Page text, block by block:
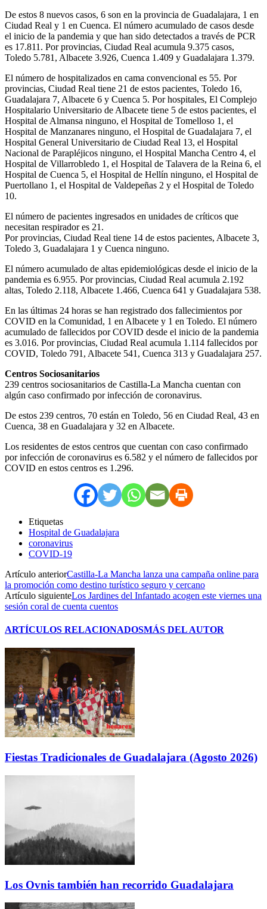
De estos 8 nuevos casos, 6 son en la provincia de Guadalajara, 1 en
Ciudad Real y 1 en Cuenca. El número acumulado de casos desde
el inicio de la pandemia y que han sido detectados a través de PCR
es 17.811. Por provincias, Ciudad Real acumula 9.375 casos,
Toledo 5.781, Albacete 3.926, Cuenca 1.409 y Guadalajara 1.379.
El número de hospitalizados en cama convencional es 55. Por
provincias, Ciudad Real tiene 21 de estos pacientes, Toledo 16,
Guadalajara 7, Albacete 6 y Cuenca 5. Por hospitales, El Complejo
Hospitalario Universitario de Albacete tiene 5 de estos pacientes, el
Hospital de Almansa ninguno, el Hospital de Tomelloso 1, el
Hospital de Manzanares ninguno, el Hospital de Guadalajara 7, el
Hospital General Universitario de Ciudad Real 13, el Hospital
Nacional de Parapléjicos ninguno, el Hospital Mancha Centro 4, el
Hospital de Villarrobledo 1, el Hospital de Talavera de la Reina 6, el
Hospital de Cuenca 5, el Hospital de Hellín ninguno, el Hospital de
Puertollano 1, el Hospital de Valdepeñas 2 y el Hospital de Toledo
10.
El número de pacientes ingresados en unidades de críticos que
necesitan respirador es 21.
Por provincias, Ciudad Real tiene 14 de estos pacientes, Albacete 3,
Toledo 3, Guadalajara 1 y Cuenca ninguno.
El número acumulado de altas epidemiológicas desde el inicio de la
pandemia es 6.955. Por provincias, Ciudad Real acumula 2.192
altas, Toledo 2.118, Albacete 1.466, Cuenca 641 y Guadalajara 538.
En las últimas 24 horas se han registrado dos fallecimientos por
COVID en la Comunidad, 1 en Albacete y 1 en Toledo. El número
acumulado de fallecidos por COVID desde el inicio de la pandemia
es 3.016. Por provincias, Ciudad Real acumula 1.114 fallecidos por
COVID, Toledo 791, Albacete 541, Cuenca 313 y Guadalajara 257.
Centros Sociosanitarios
239 centros sociosanitarios de Castilla-La Mancha cuentan con
algún caso confirmado por infección de coronavirus.
De estos 239 centros, 70 están en Toledo, 56 en Ciudad Real, 43 en
Cuenca, 38 en Guadalajara y 32 en Albacete.
Los residentes de estos centros que cuentan con caso confirmado
por infección de coronavirus es 6.582 y el número de fallecidos por
COVID en estos centros es 1.296.
Etiquetas
Hospital de Guadalajara
coronavirus
COVID-19
Artículo anteriorCastilla-La Mancha lanza una campaña online para
la promoción como destino turístico seguro y cercano
Artículo siguienteLos Jardines del Infantado acogen este viernes una
sesión coral de cuenta cuentos
ARTÍCULOS RELACIONADOSMÁS DEL AUTOR
Fiestas Tradicionales de Guadalajara (Agosto 2026)
Los Ovnis también han recorrido Guadalajara